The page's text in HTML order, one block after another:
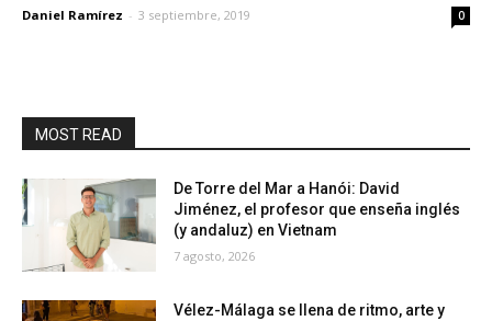
Daniel Ramírez - 3 septiembre, 2019 0
MOST READ
De Torre del Mar a Hanói: David
Jiménez, el profesor que enseña inglés
(y andaluz) en Vietnam
7 agosto, 2026
Vélez-Málaga se llena de ritmo, arte y